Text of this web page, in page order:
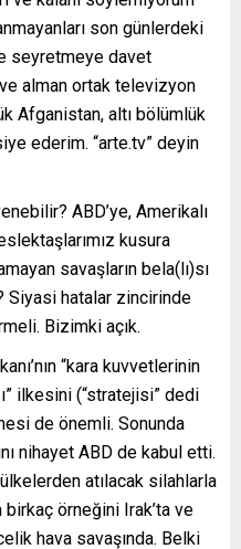
son günlerdeki
seyretmeye davet
alman ortak televizyon
Afganistan, altı bölümlük
ederim. “arte.tv” deyin
ABD’ye, Amerikalı
kusura
savaşların bela(lı)sı
Siyasi hatalar zincirinde
Bizimki açık.
“kara kuvvetlerinin
ilkesini (“stratejisi” dedi
de önemli. Sonunda
nihayet ABD de kabul etti.
atılacak silahlarla
birkaç örneğini Irak’ta ve
hava savaşında. Belki